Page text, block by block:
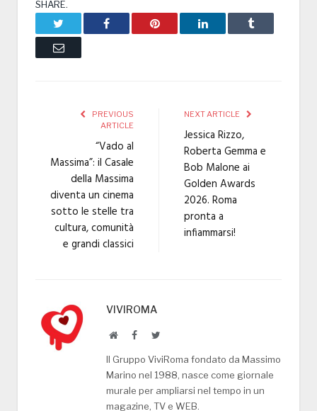
SHARE.
Facebook Pinterest LinkedIn Tumblr
Email
PREVIOUS
ARTICLE
“Vado al
Massima”: il Casale
della Massima
diventa un cinema
sotto le stelle tra
cultura, comunità
e grandi classici
NEXT ARTICLE
Jessica Rizzo,
Roberta Gemma e
Bob Malone ai
Golden Awards
2026. Roma
pronta a
infiammarsi!
VIVIROMA
WebsiteFacebookTwitter
Il Gruppo ViviRoma fondato da Massimo
Marino nel 1988, nasce come giornale
murale per ampliarsi nel tempo in un
magazine, TV e WEB.